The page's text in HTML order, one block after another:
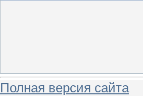
Полная версия сайта